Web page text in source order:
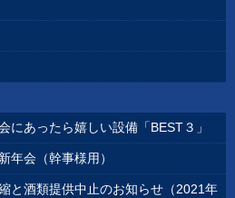
にあったら嬉しい設備「BEST３」
年会（幹事様用）
と酒類提供中止のお知らせ（2021年